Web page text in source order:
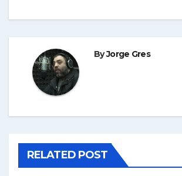
ByJorge Gres
RELATED POST